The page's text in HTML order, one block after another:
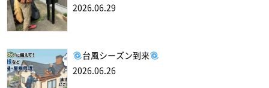
2026.06.29
台風シーズン到来
2026.06.26